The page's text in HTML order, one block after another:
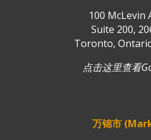
100 McLevin
Suite 200,
Toronto,
点击这里查看
万锦市